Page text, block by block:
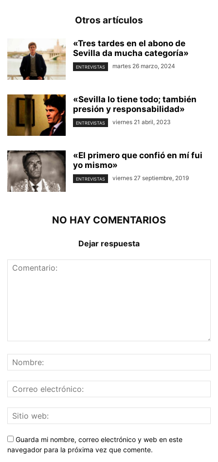
Otros artículos
«Tres tardes en el abono de
Sevilla da mucha categoría»
ENTREVISTAS martes 26 marzo, 2024
«Sevilla lo tiene todo; también
presión y responsabilidad»
ENTREVISTAS viernes 21 abril, 2023
«El primero que confió en mí fui
yo mismo»
ENTREVISTAS viernes 27 septiembre, 2019
NO HAY COMENTARIOS
Dejar respuesta
Guarda mi nombre, correo electrónico y web en este
navegador para la próxima vez que comente.